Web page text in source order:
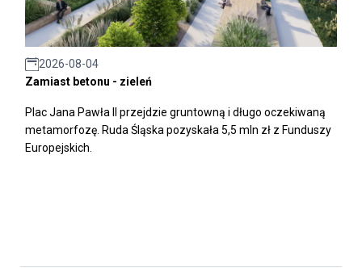
2026-08-04
Zamiast betonu - zieleń
Plac Jana Pawła II przejdzie gruntowną i długo oczekiwaną
metamorfozę. Ruda Śląska pozyskała 5,5 mln zł z Funduszy
Europejskich.